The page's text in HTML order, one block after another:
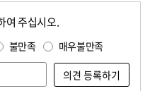
여 주십시오.
불만족 매우불만족